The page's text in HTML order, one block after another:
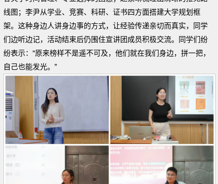
线图；李尹从学业、竞赛、科研、证书四方面搭建大学规划框
架。这种身边人讲身边事的方式，让经验传递亲切而真实，同学
们边听边记，活动结束后仍围住宣讲团成员积极交流。同学们纷
纷表示：“原来榜样不是遥不可及，他们就在我们身边，拼一把，
自己也能发光。”